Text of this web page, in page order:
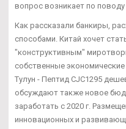
вопрос возникает по поводу
Как рассказали банкиры,
способами. Китай хочет
"конструктивным"
собственные
Тулун - Пептид CJC1295
обсуждают также новое
заработать с 2020 г.
инновационных и